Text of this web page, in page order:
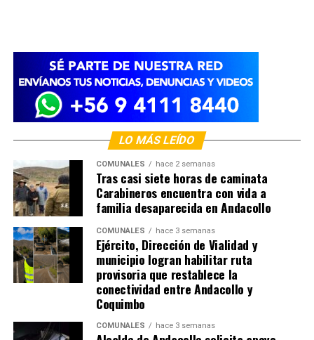
LO MÁS LEÍDO
COMUNALES hace 2 semanas
Tras casi siete horas de caminata
Carabineros encuentra con vida a
familia desaparecida en Andacollo
COMUNALES hace 3 semanas
Ejército, Dirección de Vialidad y
municipio logran habilitar ruta
provisoria que restablece la
conectividad entre Andacollo y
Coquimbo
COMUNALES hace 3 semanas